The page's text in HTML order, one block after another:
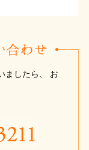
ましたら、
お